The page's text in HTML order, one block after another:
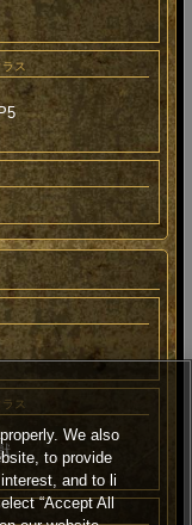
ス
ス
We also
to provide
and to li
“Accept All